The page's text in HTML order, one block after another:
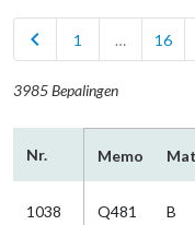
chevron_left 1 … 16
3985 Bepalingen
Nr. Memo
1038 Q481 B